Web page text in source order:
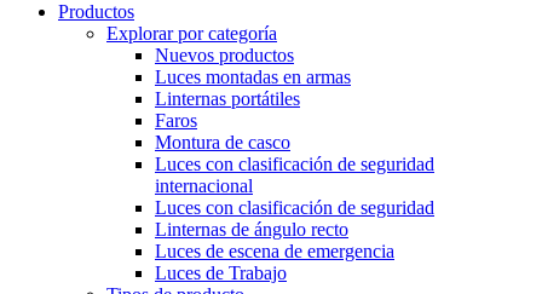
Productos
Explorar por categoría
Nuevos productos
Luces montadas en armas
Linternas portátiles
Faros
Montura de casco
Luces con clasificación de seguridad
internacional
Luces con clasificación de seguridad
Linternas de ángulo recto
Luces de escena de emergencia
Luces de Trabajo